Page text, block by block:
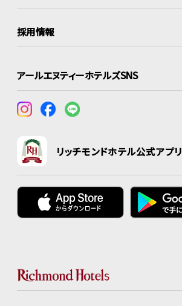
採用情報
アールエヌティーホテルズSNS
リッチモンドホテル公式アプリ